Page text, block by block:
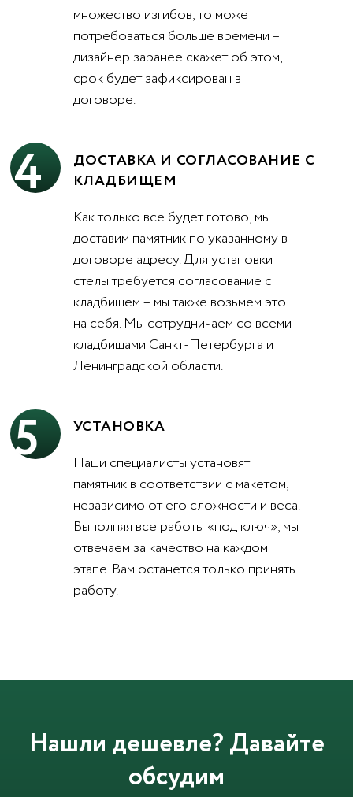
множество изгибов, то может
потребоваться больше времени –
дизайнер заранее скажет об этом,
срок будет зафиксирован в
договоре.
4
ДОСТАВКА И СОГЛАСОВАНИЕ С
КЛАДБИЩЕМ
Как только все будет готово, мы
доставим памятник по указанному в
договоре адресу. Для установки
стелы требуется согласование с
кладбищем – мы также возьмем это
на себя. Мы сотрудничаем со всеми
кладбищами Санкт-Петербурга и
Ленинградской области.
5
УСТАНОВКА
Наши специалисты установят
памятник в соответствии с макетом,
независимо от его сложности и веса.
Выполняя все работы «под ключ», мы
отвечаем за качество на каждом
этапе. Вам останется только принять
работу.
Нашли дешевле? Давайте
обсудим